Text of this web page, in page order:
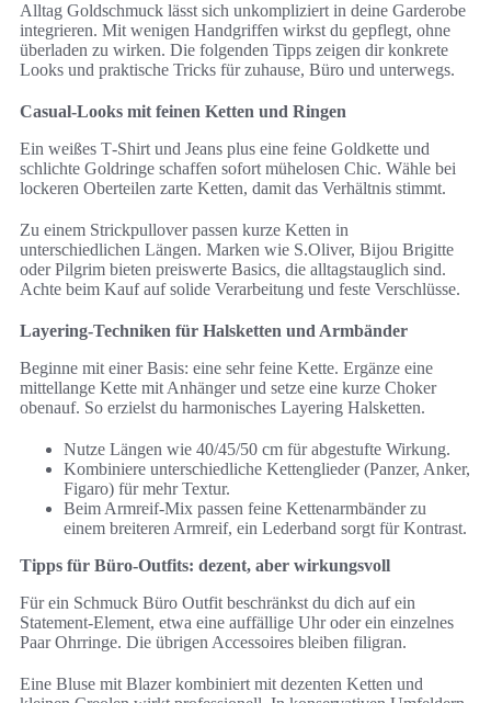
Alltag Goldschmuck lässt sich unkompliziert in deine Garderobe
integrieren. Mit wenigen Handgriffen wirkst du gepflegt, ohne
überladen zu wirken. Die folgenden Tipps zeigen dir konkrete
Looks und praktische Tricks für zuhause, Büro und unterwegs.
Casual-Looks mit feinen Ketten und Ringen
Ein weißes T‑Shirt und Jeans plus eine feine Goldkette und
schlichte Goldringe schaffen sofort mühelosen Chic. Wähle bei
lockeren Oberteilen zarte Ketten, damit das Verhältnis stimmt.
Zu einem Strickpullover passen kurze Ketten in
unterschiedlichen Längen. Marken wie S.Oliver, Bijou Brigitte
oder Pilgrim bieten preiswerte Basics, die alltagstauglich sind.
Achte beim Kauf auf solide Verarbeitung und feste Verschlüsse.
Layering-Techniken für Halsketten und Armbänder
Beginne mit einer Basis: eine sehr feine Kette. Ergänze eine
mittellange Kette mit Anhänger und setze eine kurze Choker
obenauf. So erzielst du harmonisches Layering Halsketten.
Nutze Längen wie 40/45/50 cm für abgestufte Wirkung.
Kombiniere unterschiedliche Kettenglieder (Panzer, Anker,
Figaro) für mehr Textur.
Beim Armreif‑Mix passen feine Kettenarmbänder zu
einem breiteren Armreif, ein Lederband sorgt für Kontrast.
Tipps für Büro-Outfits: dezent, aber wirkungsvoll
Für ein Schmuck Büro Outfit beschränkst du dich auf ein
Statement‑Element, etwa eine auffällige Uhr oder ein einzelnes
Paar Ohrringe. Die übrigen Accessoires bleiben filigran.
Eine Bluse mit Blazer kombiniert mit dezenten Ketten und